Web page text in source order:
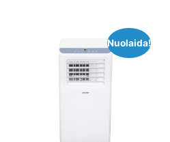
Nuolaida!